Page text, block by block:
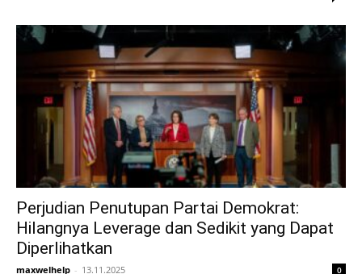
Perjudian Penutupan Partai Demokrat:
Hilangnya Leverage dan Sedikit yang Dapat
Diperlihatkan
maxwelhelp - 13.11.2025 0